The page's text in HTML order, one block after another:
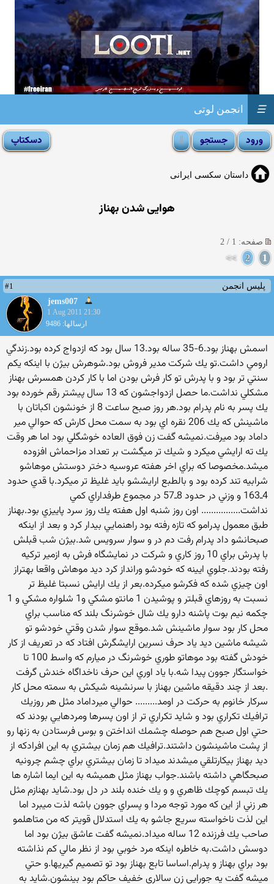
انجمن لوتی ☰
داستان سکسی ایرانی
هوایی شدن بهناز
صفحه: 1 / 2
1
2
>>
پلیس انجمن
#1
jems007
1 Aug 2011 21:30
ارسالها: 9486
اسمش بهناز بود.6-35 ساله بود.13 سال بود كه ازدواج كرده بود.زندگي
ارومي داشت.تو يك شركت مدير فروش بود.شوهرش بيژن با اينكه يكم
سنتي تر بود و با پدرش تو كار فرش بودن اما با كار كردن همسرش بهناز
مشكلي نداشت.ما حصل ازدواجشون كه 13 سال پيشتر رقم خورده بود
يك پسر به نام پدرام بود.هر روز صبح ساعت 8 از خونشون اكباتان با
ماشينش كه يك 206 نقره اي بود به سمت محل كارش كه حوالي مير
داماد بود ميرفت.نميشه گفت زن فوق العاده خوشگلي بود اما هر وقت
يك ته ارايشي ميكرد و شيك تر ميگشت بر تعداد مزاحماش افزوده
ميشد.مخصوصا كه براي اخر هفته عروسيه دختر دوستش موهاشو
شرابيه تند كرده بود و بالطبع ارايششو بايد غليظ تر ميكرد.با قدي حدود
4ـ163 و وزني در حدود 8ـ57 در مجموع طرفداراي كمي
نداشت................ اون روز شنبه اول هفته يك روز سرد پاييزي بود.بهناز
طبق معمول پدرامو كه تازه رفته بود راهنمايي بيدار كرد و بعد از اينكه
صبحانشو داد پدرام رفت دم در و سوار سرويس شد.بيژن شب قبلش
با پدرش براي 10 روز كاري و شركت در نمايشگاه فرش به ازمير تركيه
رفته بودند.جلوي ايينه كه خودشو ورانداز كرد ديد موهاش واقعا بهتراز
اون چيزي شده كه فكرشو ميكرده.بعر از يك ارايش نسبتا غليظ تر
نسبت به روزهاي قبلتر و پوشيدن 1 مانتو مشكي و1 شلواره مشكي و 1
چكمه نيم بوت پاشنه دارو يك شال خوشرنگ بلند كه مناسب براي
محل كار بود سوار ماشينش شد.موقع سوار شدن وقتي خودشو تو
شيشه ماشين ديد ياد حرف نسرين ارايشگرش افتاد كه در تعريف از كار
خودش گفته بود موهاتو طوري خوشرنگ در ميارم كه واسط 100 تا
خواستگار جوون پيدا شه.با ياد اوري اين حرف ناخداگاه خندش گرفت
.بعد از چند دقيقه ماشين بهناز با سرنشينه شيكش به سمته محل كار
سركار خانوم به حركت در اومد......... حوالي ميرداماد مثل هر روزيك
ترافيك تكراري بود و شايد تكراري تر از اون پسرها ومردهايي بودند كه
حتي اول صبح هم حوصله چشمك انداختن و بوس فرستادن به زنها رو
از پشت ماشينشون داشتند.ترافيك هم زمان بيشتري به اين افرادكه از
ديد بهناز بيكارتلقي ميشدند ميداد تا زمان بيشتري براي چشم چرونيه
صبحگاهي داشته باشند.جواب بهناز مثل هميشه به اين ايما اشاره ها
يك تبسم كوچك ظاهري و و يك خنده بلند در دل بود.شايد بهنازم مثل
هر زني از اين كه مورد توجه مردا و پسراي جوون باشه لذت ميبرد اما
اين لذت ناخواسته سريع جاشو به يك استدلال قويتر كه من متاهلمو
صاحب يك فرزنده 12 ساله ميداد.نميشه گفت عاشق بيژن بود اما
دوسش داشت.به خاطره اينكه مرد خوبي بود از نظر مالي كم نذاشته
بود براي بهناز و پدرام.اساسا تابع بهناز بود تو تصميم گيريها.و حتي
ميشه گفت يه جورايي زن سالاري خفيف حاكم بود بينشون.شايد به